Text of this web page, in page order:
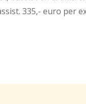
335,- euro per